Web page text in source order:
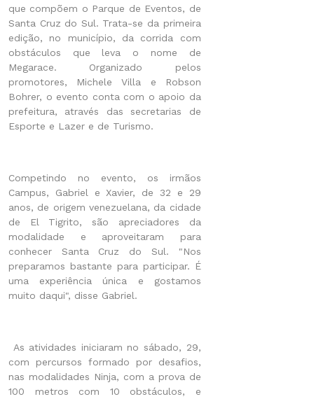
que compõem o Parque de Eventos, de
Santa Cruz do Sul. Trata-se da primeira
edição, no município, da corrida com
obstáculos que leva o nome de
Megarace. Organizado pelos
promotores, Michele Villa e Robson
Bohrer, o evento conta com o apoio da
prefeitura, através das secretarias de
Esporte e Lazer e de Turismo.
Competindo no evento, os irmãos
Campus, Gabriel e Xavier, de 32 e 29
anos, de origem venezuelana, da cidade
de El Tigrito, são apreciadores da
modalidade e aproveitaram para
conhecer Santa Cruz do Sul. "Nos
preparamos bastante para participar. É
uma experiência única e gostamos
muito daqui", disse Gabriel.
As atividades iniciaram no sábado, 29,
com percursos formado por desafios,
nas modalidades Ninja, com a prova de
100 metros com 10 obstáculos, e